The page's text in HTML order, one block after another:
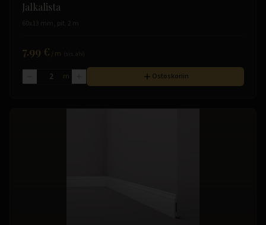
Jalkalista
60x13 mm, pit. 2 m
7.99 € /m
m Ostoskoriin